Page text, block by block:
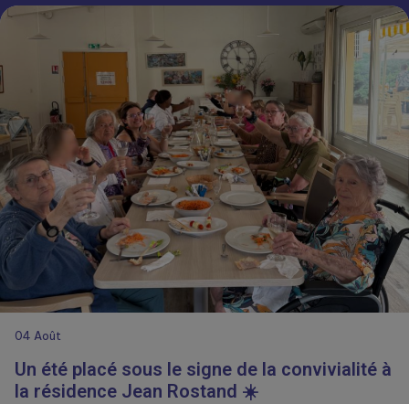
04 Août
Un été placé sous le signe de la convivialité à
la résidence Jean Rostand ☀️